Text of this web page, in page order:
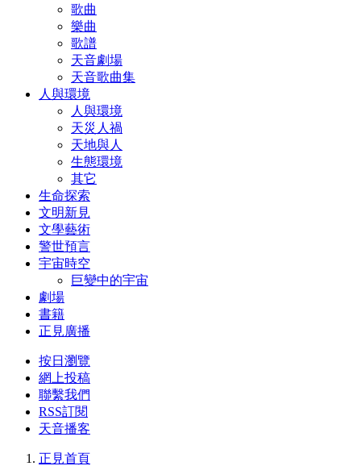
歌曲
樂曲
歌譜
天音劇場
天音歌曲集
人與環境
人與環境
天災人禍
天地與人
生態環境
其它
生命探索
文明新見
文學藝術
警世預言
宇宙時空
巨變中的宇宙
劇場
書籍
正見廣播
按日瀏覽
網上投稿
聯繫我們
RSS訂閱
天音播客
正見首頁